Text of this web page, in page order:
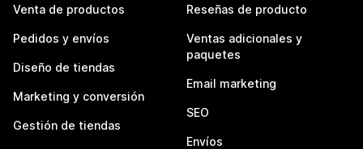
Venta de productos
Pedidos y envíos
Diseño de tiendas
Marketing y conversión
Gestión de tiendas
Reseñas de producto
Ventas adicionales y
paquetes
Email marketing
SEO
Envíos